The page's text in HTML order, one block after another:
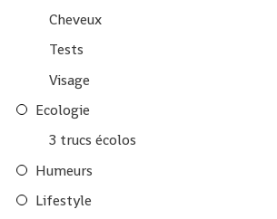
Cheveux
Tests
Visage
Ecologie
3 trucs écolos
Humeurs
Lifestyle